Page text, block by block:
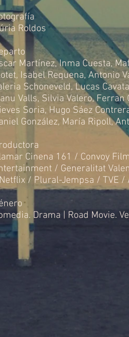
Roldos
Martínez,Inma Cuesta,
, Isabel Requena, Antonio
Schoneveld, Lucas
Valls, Silvia Valero,Ferran
Soria, Hugo Sáez
González, María Ripoll,
Cinena 161 / Convoy
/ Generalitat
/ Plural-Jempsa / TVE /
. Drama | Road Movie.